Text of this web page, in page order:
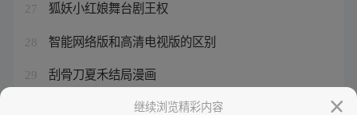
27 狐妖小红娘舞台剧王权
28 智能网络版和高清电视版的区别
29 刮骨刀夏禾结局漫画
继续浏览精彩内容